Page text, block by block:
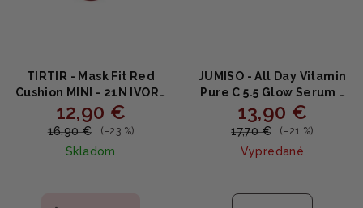
TIRTIR - Mask Fit Red
Cushion MINI - 21N IVORY
- Dlhotrvajúci make-up
na tvár 4.5g
12,90 €
16,90 € (–23 %)
Skladom
JUMISO - All Day Vitamin
Pure C 5.5 Glow Serum -
Rozjasňujúce sérum s
vitamínom C, arbutínom
a ferulovou kyselinou
30ml
13,90 €
17,70 € (–21 %)
Vypredané